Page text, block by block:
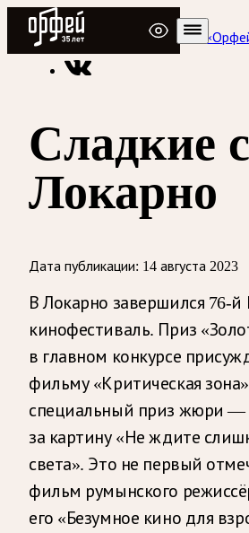
Радио Орфей
Радио классической музыки
Сладкие
Локарно
Дата публикации: 14 августа 2023
В Локарно завершился 76-
кинофестиваль. Приз
в главном конкурсе
фильму «Критическая
специальный приз жюри —
за картину «Не ждите
света». Это не первый
фильм румынского
его «Безумное кино для